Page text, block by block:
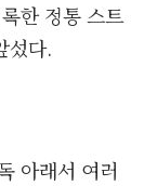
한 정통 스트
섰다.
아래서 여러